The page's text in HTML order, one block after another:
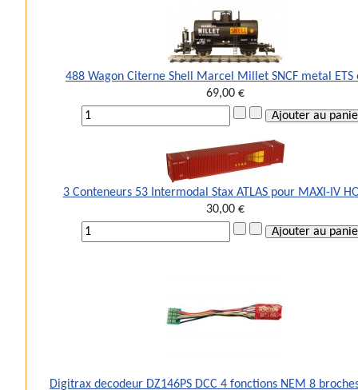
488 Wagon Citerne Shell Marcel Millet SNCF metal ETS
69,00 €
3 Conteneurs 53 Intermodal Stax ATLAS pour MAXI-IV
30,00 €
Digitrax decodeur DZ146PS DCC 4 fonctions NEM 8